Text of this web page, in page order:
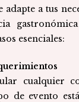
adapte a tus
esenciales:
cualquier
de evento